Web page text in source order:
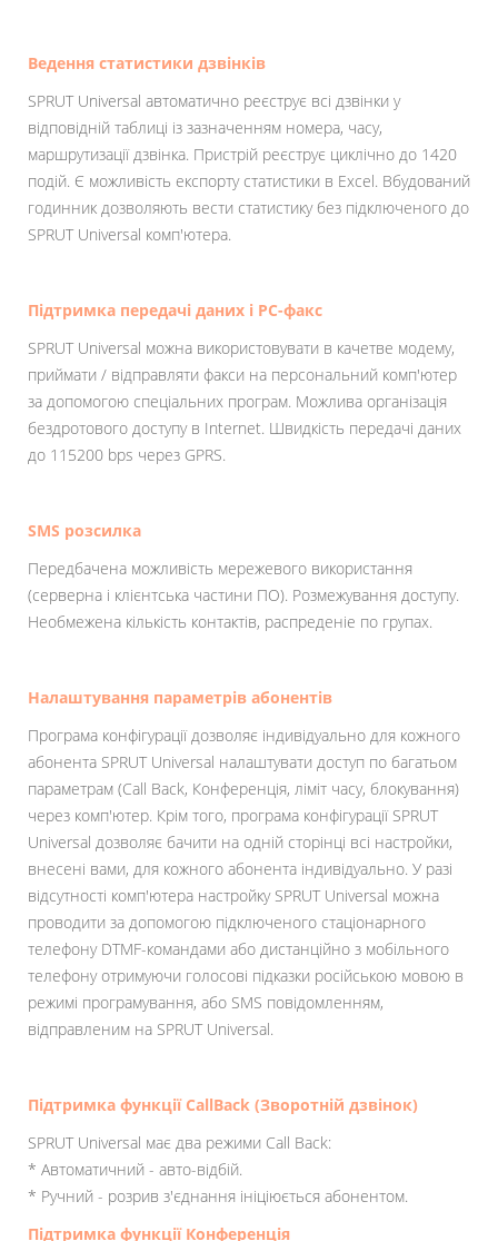
Ведення статистики дзвінків
SPRUT Universal автоматично реєструє всі дзвінки у
відповідній таблиці із зазначенням номера, часу,
маршрутизації дзвінка. Пристрій реєструє циклічно до 1420
подій. Є можливість експорту статистики в Excel. Вбудований
годинник дозволяють вести статистику без підключеного до
SPRUT Universal комп'ютера.
Підтримка передачі даних і РС-факс
SPRUT Universal можна використовувати в качетве модему,
приймати / відправляти факси на персональний комп'ютер
за допомогою спеціальних програм. Можлива організація
бездротового доступу в Internet. Швидкість передачі даних
до 115200 bps через GPRS.
SMS розсилка
Передбачена можливість мережевого використання
(серверна і клієнтська частини ПО). Розмежування доступу.
Необмежена кількість контактів, распреденіе по групах.
Налаштування параметрів абонентів
Програма конфігурації дозволяє індивідуально для кожного
абонента SPRUT Universal налаштувати доступ по багатьом
параметрам (Call Back, Конференція, ліміт часу, блокування)
через комп'ютер. Крім того, програма конфігурації SPRUT
Universal дозволяє бачити на одній сторінці всі настройки,
внесені вами, для кожного абонента індивідуально. У разі
відсутності комп'ютера настройку SPRUT Universal можна
проводити за допомогою підключеного стаціонарного
телефону DTMF-командами або дистанційно з мобільного
телефону отримуючи голосові підказки російською мовою в
режимі програмування, або SMS повідомленням,
відправленим на SPRUT Universal.
Підтримка функції CallBack (Зворотній дзвінок)
SPRUT Universal має два режими Call Back:
* Автоматичний - авто-відбій.
* Ручний - розрив з'єднання ініціюється абонентом.
Підтримка функції Конференція